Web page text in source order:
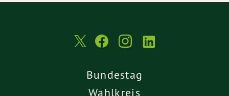
Bundestag
Wahlkreis